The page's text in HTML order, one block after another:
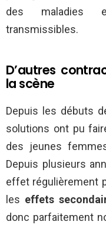
des maladies
transmissibles.
D’autres
la scène
Depuis les débuts
solutions ont pu
des jeunes
Depuis plusieurs
effet régulièrement
les effets
donc parfaitement